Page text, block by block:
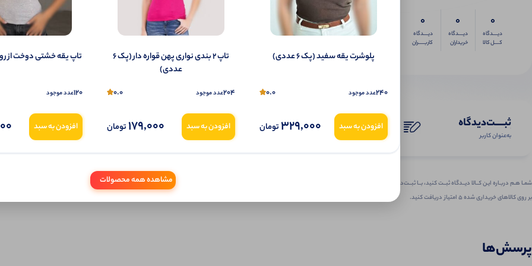
0
دیــــدگاه
کــــل کالا
0
دیــــدگاه
خریداران
0
دیــــدگاه
کاربـــــران
ثبـــــت‌دیدگاه
به‌عنوان کاربر
شمـا هـم دربـاره ایـن کــالا دیــدگاه ثبــت کنید، بــا ثبــت‌دیـدگاه
بر روی کالاهای خریداری شده ۵ امتیاز دریافت کنید.
پرسش‌ها
پلوشرت یقه سفید (پک 6 عددی)
240عدد موجود 0.0
افزودن به سبد 329,000تومان
تاپ ۲ بندی نواری پهن قواره دار (پک 6
عددی)
204عدد موجود 0.0
افزودن به سبد 179,000تومان
تاپ یقه خشتی دوخت از رو (پک
120عدد موجود
افزودن به سبد
مشاهده همه محصولات